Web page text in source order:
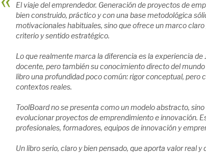
El viaje del emprendedor. Generación de proyectos de
bien construido, práctico y con una base metodológica
motivacionales habituales, sino que ofrece un marco
criterio y sentido estratégico.
Lo que realmente marca la diferencia es la experiencia
docente, pero también su conocimiento directo del
libro una profundidad poco común: rigor conceptual, pero
contextos reales.
ToolBoard no se presenta como un modelo abstracto,
evolucionar proyectos de emprendimiento e innovación.
profesionales, formadores, equipos de innovación y
Un libro serio, claro y bien pensado, que aporta valor real